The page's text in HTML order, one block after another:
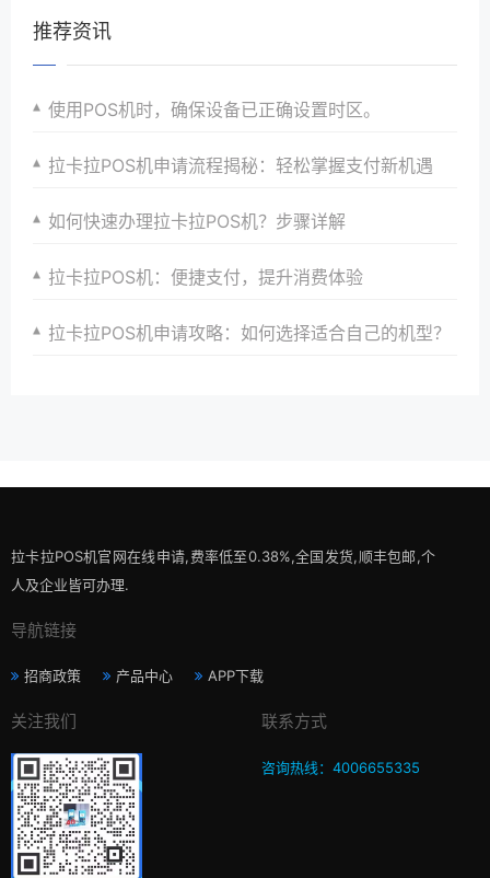
推荐资讯
使用POS机时，确保设备已正确设置时区。
拉卡拉POS机申请流程揭秘：轻松掌握支付新机遇
如何快速办理拉卡拉POS机？步骤详解
拉卡拉POS机：便捷支付，提升消费体验
拉卡拉POS机申请攻略：如何选择适合自己的机型？
拉卡拉POS机官网在线申请,费率低至0.38%,全国发货,顺丰包邮,个
人及企业皆可办理.
导航链接
招商政策 产品中心 APP下载
关注我们 联系方式
咨询热线：4006655335